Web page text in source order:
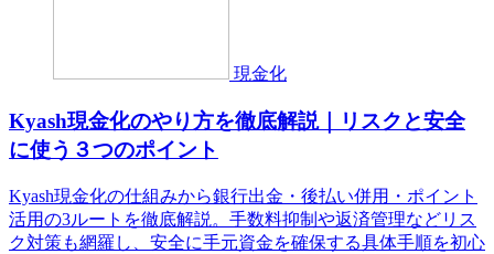
現金化
Kyash現金化のやり方を徹底解説｜リスクと安全
に使う３つのポイント
Kyash現金化の仕組みから銀行出金・後払い併用・ポイント
活用の3ルートを徹底解説。手数料抑制や返済管理などリス
ク対策も網羅し、安全に手元資金を確保する具体手順を初心